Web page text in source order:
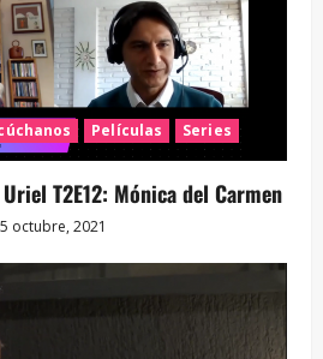
Películas Series
T2E12: Mónica del Carmen
5 octubre, 2021